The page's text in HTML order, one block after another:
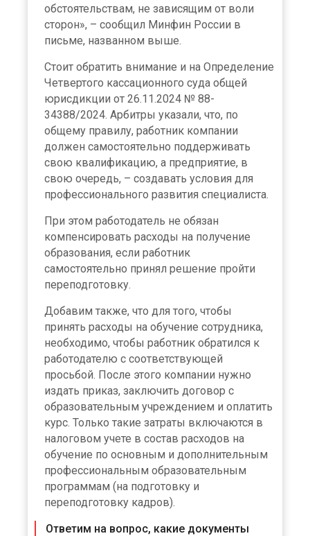
обстоятельствам, не зависящим от воли
сторон», – сообщил Минфин России в
письме, названном выше.
Стоит обратить внимание и на Определение
Четвертого кассационного суда общей
юрисдикции от 26.11.2024 № 88-
34388/2024. Арбитры указали, что, по
общему правилу, работник компании
должен самостоятельно поддерживать
свою квалификацию, а предприятие, в
свою очередь, – создавать условия для
профессионального развития специалиста.
При этом работодатель не обязан
компенсировать расходы на получение
образования, если работник
самостоятельно принял решение пройти
переподготовку.
Добавим также, что для того, чтобы
принять расходы на обучение сотрудника,
необходимо, чтобы работник обратился к
работодателю с соответствующей
просьбой. После этого компании нужно
издать приказ, заключить договор с
образовательным учреждением и оплатить
курс. Только такие затраты включаются в
налоговом учете в состав расходов на
обучение по основным и дополнительным
профессиональным образовательным
программам (на подготовку и
переподготовку кадров).
Ответим на вопрос, какие документы